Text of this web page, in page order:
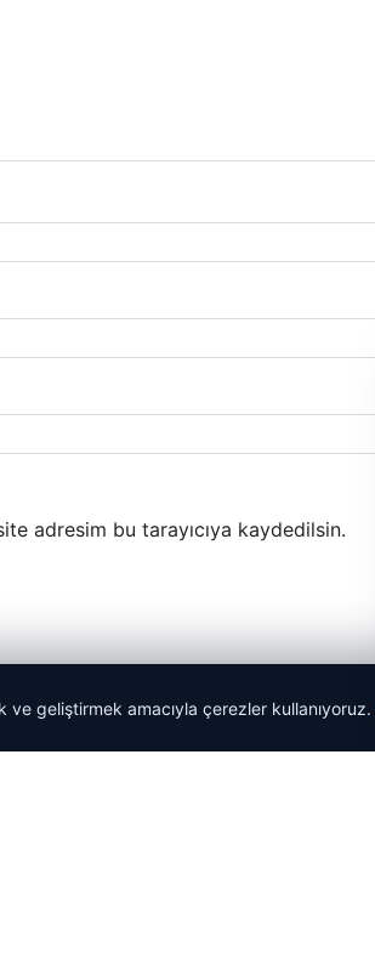
adresim bu tarayıcıya kaydedilsin.
ve geliştirmek amacıyla çerezler kullanıyoruz.